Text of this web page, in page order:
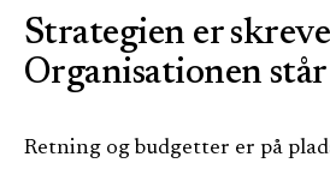
Strategien er
Organisationen
Retning og budgetter er på